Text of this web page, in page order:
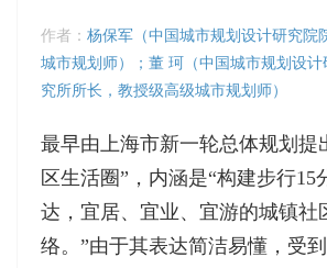
作者： 杨保军（中国城市规划设计研究院
城市规划师）；董 珂（中国城市规划设
究所所长，教授级高级城市规划师）
最早由上海市新一轮总体规划提
区生活圈”，内涵是“构建步行15
达，宜居、宜业、宜游的城镇社
络。”由于其表达简洁易懂，受